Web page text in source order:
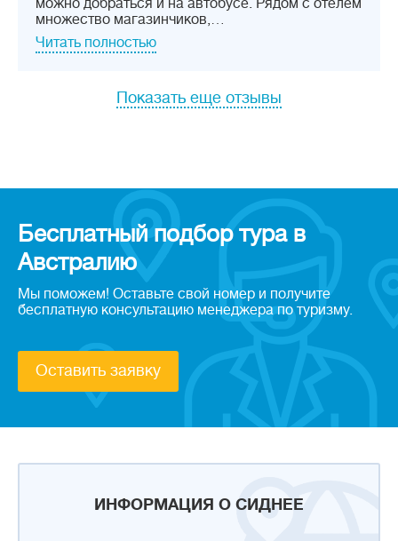
ИНФОРМАЦИЯ О СИДНЕЕ
можно добраться и на автобусе. Рядом с отелем
множество магазинчиков,…
Читать полностью
Показать еще отзывы
Бесплатный подбор тура в
Австралию
Мы поможем! Оставьте свой номер и получите
бесплатную консультацию менеджера по туризму.
Оставить заявку